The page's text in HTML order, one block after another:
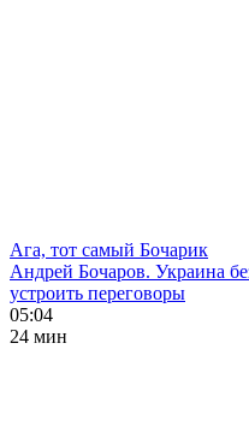
Ага, тот самый Бочарик
Андрей Бочаров. Украина
устроить переговоры
05:04
24 мин